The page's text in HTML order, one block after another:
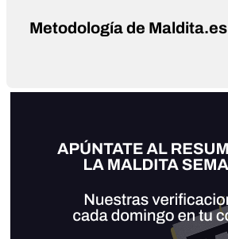
Metodología de Maldita.es